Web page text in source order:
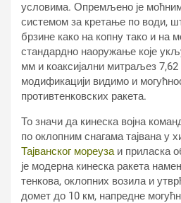
условима. Опремљено је
системом за кретање по води,
брзине како на копну тако и на
стандардно наоружање које
мм и коаксијални митраљез
модификацији видимо и
противтенковских ракета.
То значи да кинеска војна
по оклопним снагама тајвана у
Тајванског мореуза и приласка
је модерна кинеска ракета
тенкова, оклопних возила и
домет до 10 км, напредне